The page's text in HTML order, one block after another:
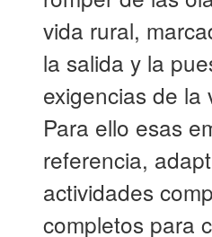
vida rural,
la salida y la
exigencias de
Para ello esas
referencia,
actividades
completos para